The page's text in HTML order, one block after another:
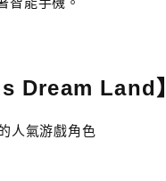
Dream Land】
人氣游戲角色